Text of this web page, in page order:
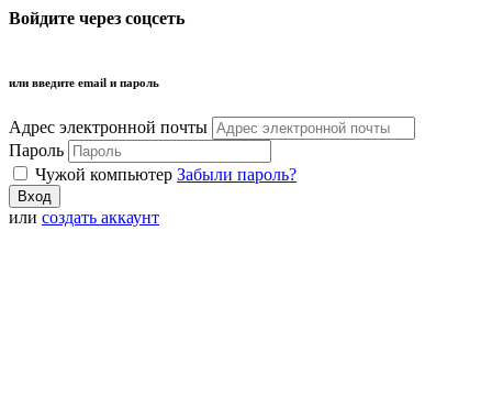
Войдите через соцсеть
или введите email и пароль
Адрес электронной почты
Пароль
Чужой компьютер Забыли пароль?
или создать аккаунт